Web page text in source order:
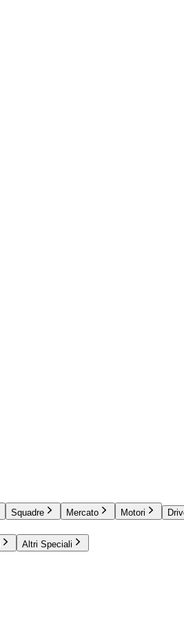
Squadre Mercato Motori
Altri Speciali